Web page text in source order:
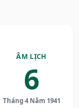
ÂM LỊCH
6
Tháng 4 Năm 1941